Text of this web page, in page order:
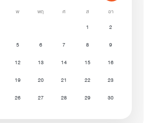
พ พฤ ศ ส อา
1
2
5 6 7 8
9
12 13 14 15
16
19 20 21 22
23
26 27 28 29
30